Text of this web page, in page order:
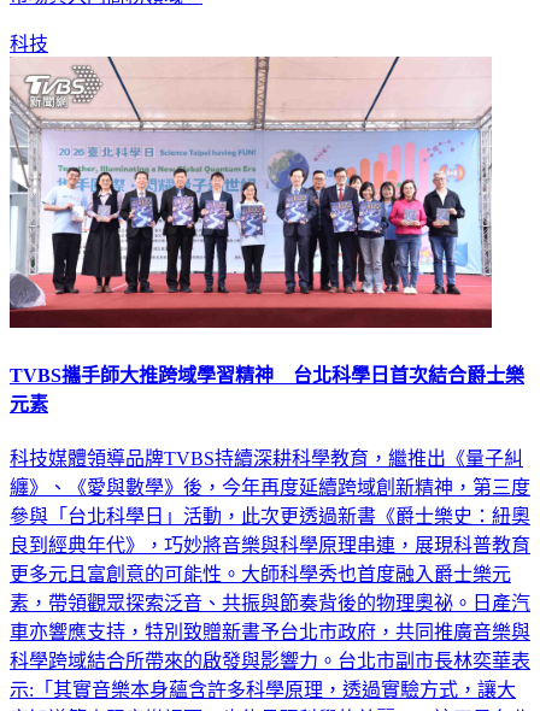
科技
TVBS攜手師大推跨域學習精神 台北科學日首次結合爵士樂
元素
科技媒體領導品牌TVBS持續深耕科學教育，繼推出《量子糾
纏》、《愛與數學》後，今年再度延續跨域創新精神，第三度
參與「台北科學日」活動，此次更透過新書《爵士樂史：紐奧
良到經典年代》，巧妙將音樂與科學原理串連，展現科普教育
更多元且富創意的可能性。大師科學秀也首度融入爵士樂元
素，帶領觀眾探索泛音、共振與節奏背後的物理奧祕。日產汽
車亦響應支持，特別致贈新書予台北市政府，共同推廣音樂與
科學跨域結合所帶來的啟發與影響力。台北市副市長林奕華表
示:「其實音樂本身蘊含許多科學原理，透過實驗方式，讓大